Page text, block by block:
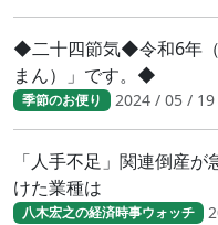
◆二十四節気◆令和6年（
まん）」です。◆
季節のお便り 2024 / 05 / 19
「人手不足」関連倒産
けた業種は
八木宏之の経済時事ウォッチ